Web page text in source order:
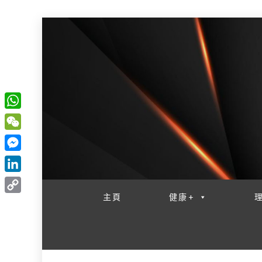
主頁 健康+
W
h
a
t
s
W
e
C
h
M
e
s
L
i